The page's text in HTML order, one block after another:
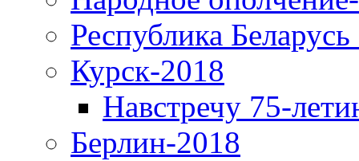
Республика
Курск-2018
Навстречу 75-
Берлин-2018